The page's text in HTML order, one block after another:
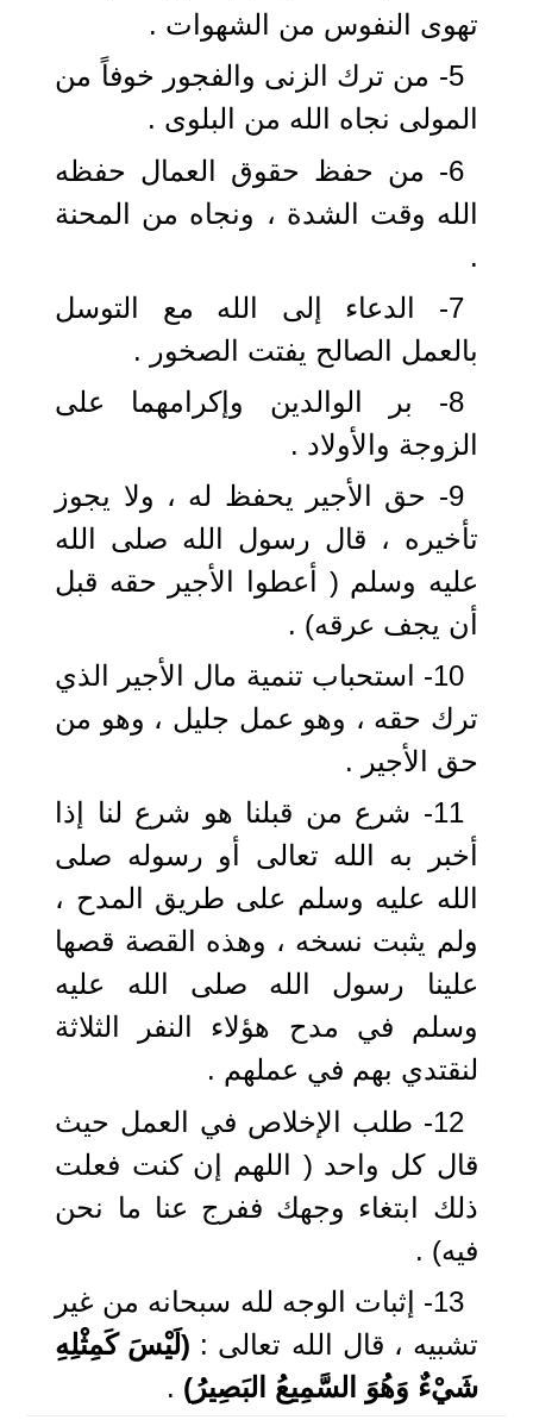
تهوى النفوس من الشهوات .
5- من ترك الزنى والفجور خوفاً من
المولى نجاه الله من البلوى .
6- من حفظ حقوق العمال حفظه
الله وقت الشدة ، ونجاه من المحنة
.
7- الدعاء إلى الله مع التوسل
بالعمل الصالح يفتت الصخور .
8- بر الوالدين وإكرامهما على
الزوجة والأولاد .
9- حق الأجير يحفظ له ، ولا يجوز
تأخيره ، قال رسول الله صلى الله
عليه وسلم ( أعطوا الأجير حقه قبل
أن يجف عرقه) .
10- استحباب تنمية مال الأجير الذي
ترك حقه ، وهو عمل جليل ، وهو من
حق الأجير .
11- شرع من قبلنا هو شرع لنا إذا
أخبر به الله تعالى أو رسوله صلى
الله عليه وسلم على طريق المدح ،
ولم يثبت نسخه ، وهذه القصة قصها
علينا رسول الله صلى الله عليه
وسلم في مدح هؤلاء النفر الثلاثة
لنقتدي بهم في عملهم .
12- طلب الإخلاص في العمل حيث
قال كل واحد ( اللهم إن كنت فعلت
ذلك ابتغاء وجهك ففرج عنا ما نحن
فيه) .
13- إثبات الوجه لله سبحانه من غير
تشبيه ، قال الله تعالى : (لَيْسَ كَمِثْلِهِ
شَيْءٌ وَهُوَ السَّمِيعُ البَصِيرُ) .